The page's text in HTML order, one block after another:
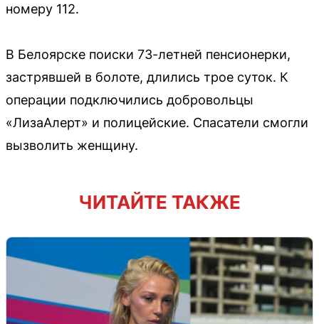
номеру 112.
В Белоярске поиски 73-летней пенсионерки,
застрявшей в болоте, длились трое суток. К
операции подключились добровольцы
«ЛизаАлерт» и полицейские. Спасатели смогли
вызволить женщину.
ЧИТАЙТЕ ТАКЖЕ